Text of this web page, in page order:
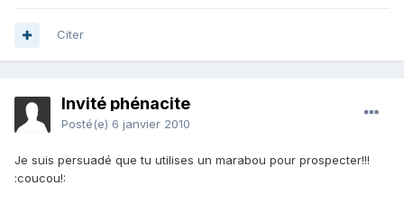
Citer
Invité phénacite
Posté(e) 6 janvier 2010
Je suis persuadé que tu utilises un marabou pour prospecter!!!
:coucou!: